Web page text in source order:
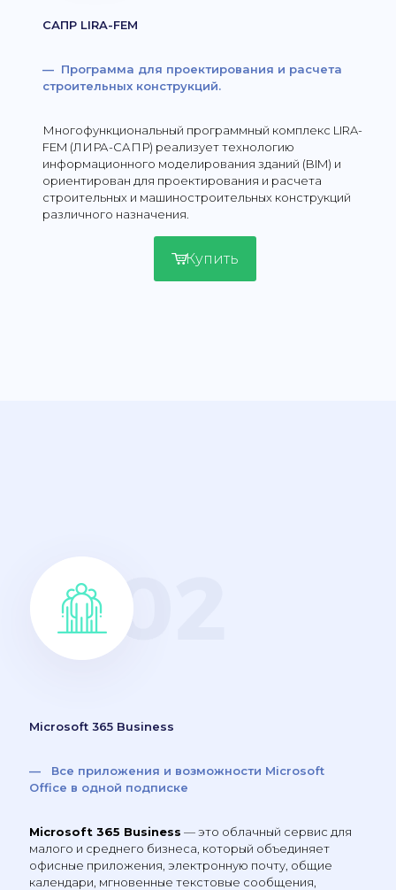
САПР LIRA-FEM
— Программа для проектирования и расчета
строительных конструкций.
Многофункциональный программный комплекс LIRA-
FEM (ЛИРА-САПР) реализует технологию
информационного моделирования зданий (BIM) и
ориентирован для проектирования и расчета
строительных и машиностроительных конструкций
различного назначения.
Купить
Microsoft 365 Business
— Все приложения и возможности Microsoft
Office в одной подписке
Microsoft 365 Business — это облачный сервис для
малого и среднего бизнеса, который объединяет
офисные приложения, электронную почту, общие
календари, мгновенные текстовые сообщения,